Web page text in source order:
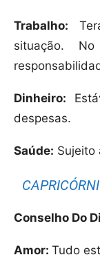
Trabalho:
situação.
Dinheiro:
despesas.
Saúde: Sujeito
Conselho Do
Amor: Tudo